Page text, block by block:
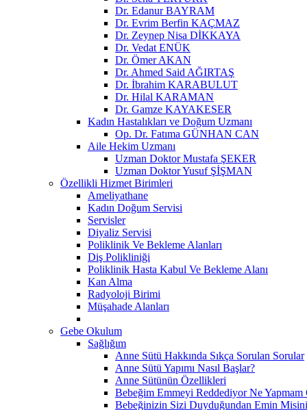
Dr. Edanur BAYRAM
Dr. Evrim Berfin KAÇMAZ
Dr. Zeynep Nisa DİKKAYA
Dr. Vedat ENÜK
Dr. Ömer AKAN
Dr. Ahmed Said AĞIRTAŞ
Dr. İbrahim KARABULUT
Dr. Hilal KARAMAN
Dr. Gamze KAYAKESER
Kadın Hastalıkları ve Doğum Uzmanı
Op. Dr. Fatıma GÜNHAN CAN
Aile Hekim Uzmanı
Uzman Doktor Mustafa ŞEKER
Uzman Doktor Yusuf ŞİŞMAN
Özellikli Hizmet Birimleri
Ameliyathane
Kadın Doğum Servisi
Servisler
Diyaliz Servisi
Poliklinik Ve Bekleme Alanları
Diş Polikliniği
Poliklinik Hasta Kabul Ve Bekleme Alanı
Kan Alma
Radyoloji Birimi
Müşahade Alanları
Gebe Okulum
Sağlığım
Anne Sütü Hakkında Sıkça Sorulan Sorular
Anne Sütü Yapımı Nasıl Başlar?
Anne Sütünün Özellikleri
Bebeğim Emmeyi Reddediyor Ne Yapmam
Bebeğinizin Sizi Duyduğundan Emin